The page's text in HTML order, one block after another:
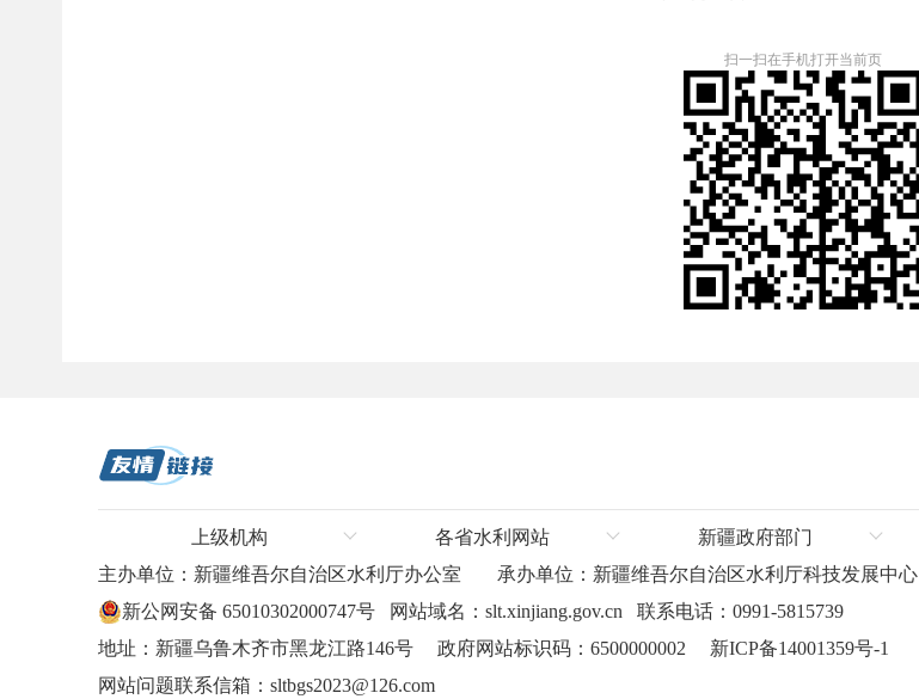
扫一扫在手机打开当前页
上级机构
水利部
长江水利委员会
黄河水利委员会
各省水利网站
河北省水利厅
山东省水利厅
山西省水利厅
新疆政府部门
新疆维吾尔自治区人民政府
自治区发展和改革委员会
自治区教育厅
主办单位：新疆维吾尔自治区水利厅办公室
承办单位：新疆维吾尔自治区水利厅科技发展中心
新公网安备 65010302000747号 网站域名：slt.xinjiang.gov.cn 联系电话：0991-5815739
地址：新疆乌鲁木齐市黑龙江路146号 政府网站标识码：6500000002
新ICP备14001359号-1
网站问题联系信箱：sltbgs2023@126.com